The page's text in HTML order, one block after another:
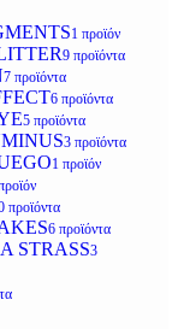
1 προϊόν
9 προϊόντα
7 προϊόντα
6 προϊόντα
5 προϊόντα
3 προϊόντα
1 προϊόν
προϊόντα
6 προϊόντα
STRASS3